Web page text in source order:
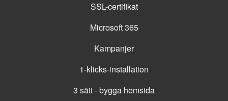
SSL-certifikat
Microsoft 365
Kampanjer
1-klicks-installation
3 sätt - bygga hemsida